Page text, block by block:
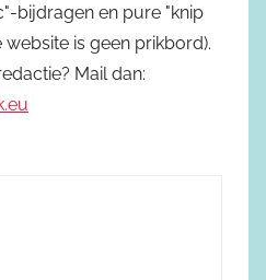
bijdragen en pure "knip
is geen prikbord).
Mail dan: